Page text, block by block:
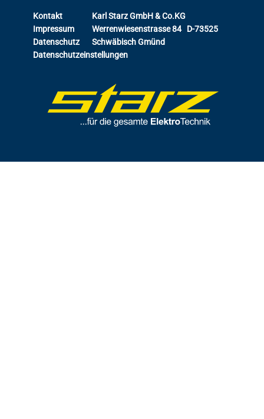
Kontakt
Impressum
Datenschutz
Datenschutzeinstellungen
Karl Starz GmbH & Co.KG
Werrenwiesenstrasse 84 D-73525
Schwäbisch Gmünd